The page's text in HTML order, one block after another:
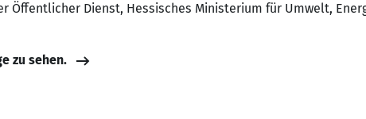
Öffentlicher Dienst, Hessisches Ministerium für Umwelt,
zu sehen.